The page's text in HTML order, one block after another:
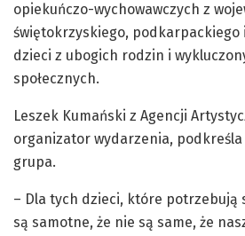
opiekuńczo-wychowawczych z
świętokrzyskiego, podkarpackiego
dzieci z ubogich rodzin i
społecznych.
Leszek Kumański z Agencji
organizator wydarzenia, podkreśla
grupa.
– Dla tych dzieci, które potrzebują
są samotne, że nie są same, że